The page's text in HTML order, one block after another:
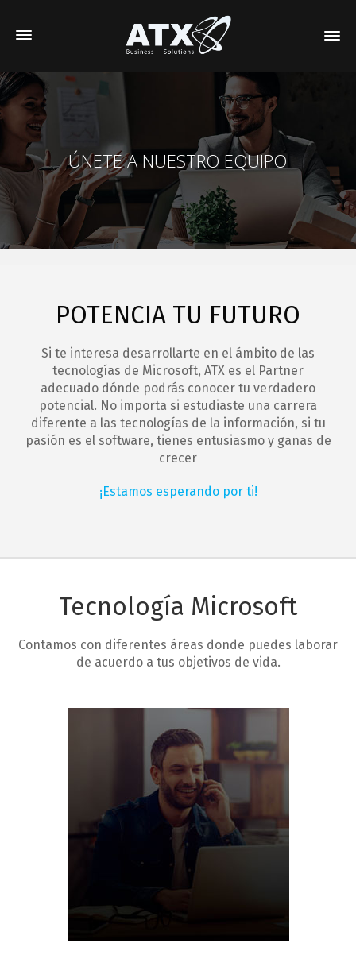
ÚNETE A NUESTRO EQUIPO
POTENCIA TU FUTURO
Si te interesa desarrollarte en el ámbito de las
tecnologías de Microsoft, ATX es el Partner
adecuado dónde podrás conocer tu verdadero
potencial. No importa si estudiaste una carrera
diferente a las tecnologías de la información, si tu
pasión es el software, tienes entusiasmo y ganas de
crecer
¡Estamos esperando por ti!
Tecnología Microsoft
Contamos con diferentes áreas donde puedes laborar
de acuerdo a tus objetivos de vida.